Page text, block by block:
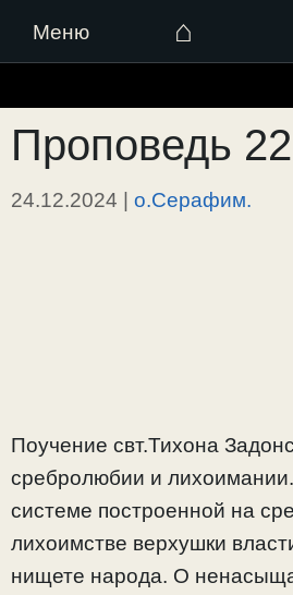
Меню ⌂
к
содержимому
Проповедь
24.12.2024 | о.Серафим.
Поучение свт.Тихона
сребролюбии и
системе построенной на
лихоимстве верхушки
нищете народа. О